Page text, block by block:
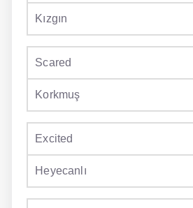
Kızgın
Scared
Korkmuş
Excited
Heyecanlı